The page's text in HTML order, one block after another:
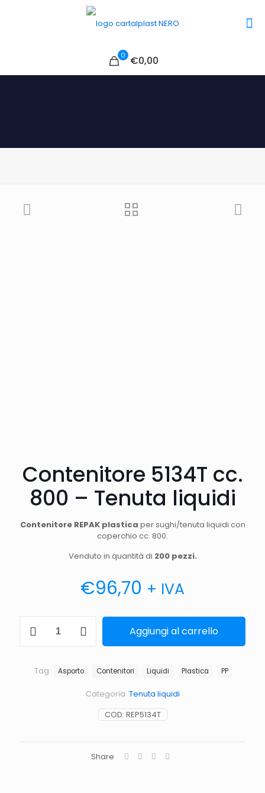
0 €0,00
Contenitore 5134T cc.
800 – Tenuta liquidi
Contenitore REPAK plastica per sughi/tenuta liquidi con
coperchio cc. 800.
Venduto in quantità di 200 pezzi.
€96,70 + IVA
5134T
Tenuta
Aggiungi al carrello
COD: REP5134T
Categoria: Tenuta liquidi
Tag: Asporto Contenitori Liquidi Plastica PP
Share